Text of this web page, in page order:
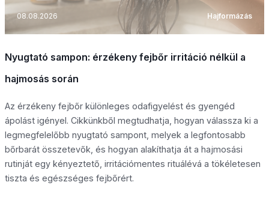
08.08.2026 Hajformázás
Nyugtató sampon: érzékeny fejbőr irritáció nélkül a
hajmosás során
Az érzékeny fejbőr különleges odafigyelést és gyengéd
ápolást igényel. Cikkünkből megtudhatja, hogyan válassza ki a
legmegfelelőbb nyugtató sampont, melyek a legfontosabb
bőrbarát összetevők, és hogyan alakíthatja át a hajmosási
rutinját egy kényeztető, irritációmentes rituálévá a tökéletesen
tiszta és egészséges fejbőrért.